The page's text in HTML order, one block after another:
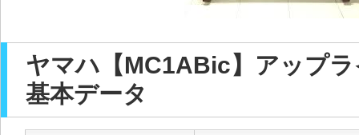
ヤマハ【MC1ABic】アップ
基本データ